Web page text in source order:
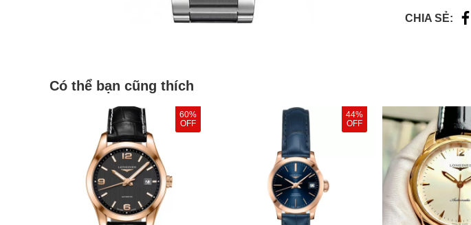
CHIA SẺ:
Có thể bạn cũng thích
60%
OFF
44%
OFF